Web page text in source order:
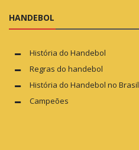
HANDEBOL
História do Handebol
Regras do handebol
História do Handebol no Brasil
Campeões